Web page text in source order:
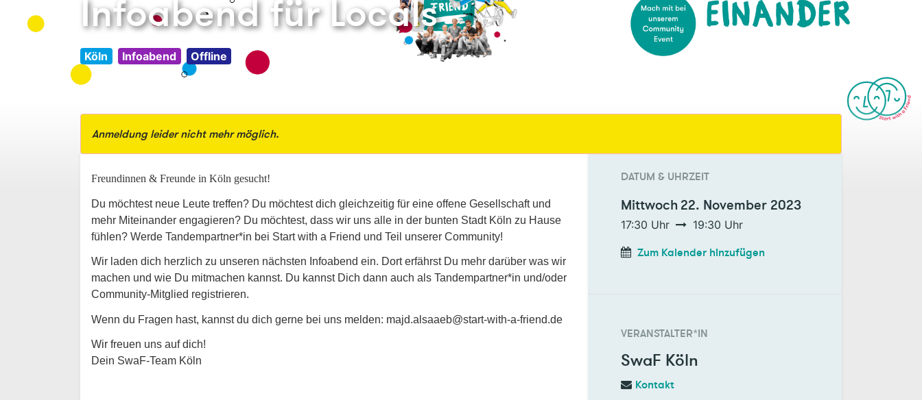
Infoabend für Locals
Köln Infoabend Offline
Anmeldung leider nicht mehr möglich.
Freundinnen & Freunde in Köln gesucht!
Du möchtest neue Leute treffen? Du möchtest dich gleichzeitig für eine offene Gesellschaft und
mehr Miteinander engagieren? Du möchtest, dass wir uns alle in der bunten Stadt Köln zu Hause
fühlen? Werde Tandempartner*in bei Start with a Friend und Teil unserer Community!
Wir laden dich herzlich zu unseren nächsten Infoabend ein. Dort erfährst Du mehr darüber was wir
machen und wie Du mitmachen kannst. Du kannst Dich dann auch als Tandempartner*in und/oder
Community-Mitglied registrieren.
Wenn du Fragen hast, kannst du dich gerne bei uns melden: majd.alsaaeb@start-with-a-friend.de
Wir freuen uns auf dich!
Dein SwaF-Team Köln
DATUM & UHRZEIT
Mittwoch 22. November 2023
17:30 Uhr 19:30 Uhr
Zum Kalender hinzufügen
VERANSTALTER*IN
SwaF Köln
Kontakt